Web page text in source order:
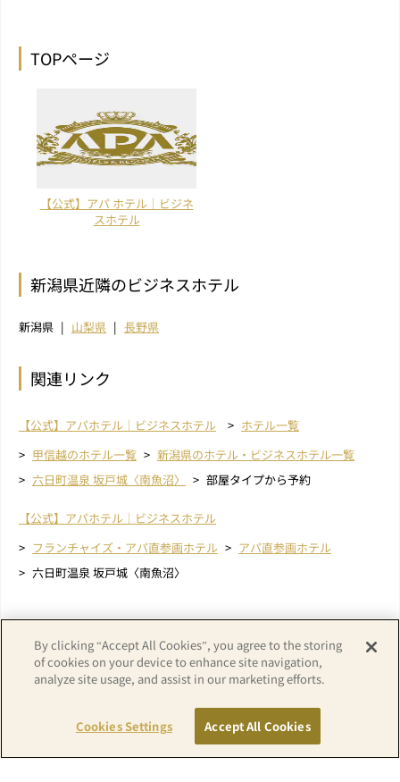
TOPページ
【公式】アパ ホテル｜ビジネ
スホテル
新潟県近隣のビジネスホテル
新潟県 山梨県 長野県
関連リンク
【公式】アパホテル｜ビジネスホテル
ホテル一覧
甲信越のホテル一覧
新潟県のホテル・ビジネスホテル一覧
六日町温泉 坂戸城〈南魚沼〉
部屋タイプから予約
【公式】アパホテル｜ビジネスホテル
フランチャイズ・アパ直参画ホテル
アパ直参画ホテル
六日町温泉 坂戸城〈南魚沼〉
By clicking “Accept All Cookies”, you agree to the storing
of cookies on your device to enhance site navigation,
analyze site usage, and assist in our marketing efforts.
Cookies Settings Accept All Cookies